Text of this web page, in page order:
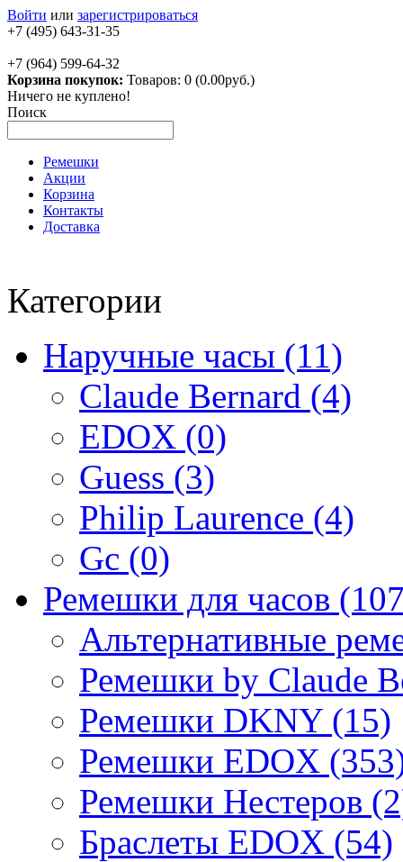
Войти или зарегистрироваться
+7 (495) 643-31-35
+7 (964) 599-64-32
Корзина покупок: Товаров: 0 (0.00руб.)
Ничего не куплено!
Поиск
Ремешки
Акции
Корзина
Контакты
Доставка
Категории
Наручные часы (11)
Claude Bernard (4)
EDOX (0)
Guess (3)
Philip Laurence (4)
Gc (0)
Ремешки для часов
Альтернативные
Ремешки by Claude
Ремешки DKNY (15)
Ремешки EDOX
Ремешки Нестеров
Браслеты EDOX (54)